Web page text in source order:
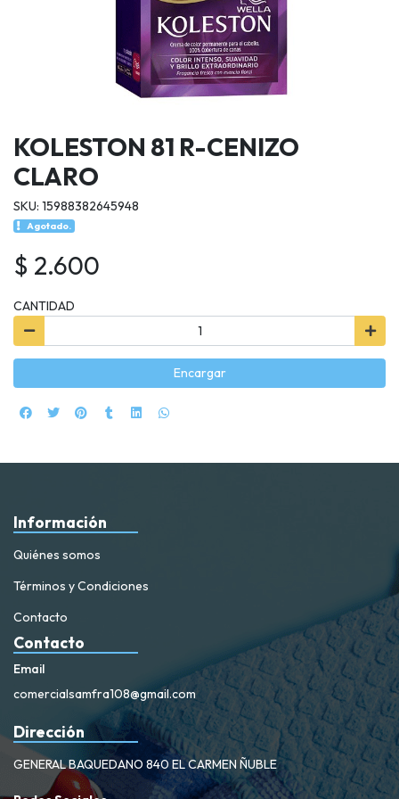
KOLESTON 81 R-CENIZO
CLARO
SKU: 15988382645948
Agotado.
$ 2.600
CANTIDAD
Encargar
Información
Quiénes somos
Términos y Condiciones
Contacto
Contacto
Email
comercialsamfra108@gmail.com
Dirección
GENERAL BAQUEDANO 840 EL CARMEN ÑUBLE